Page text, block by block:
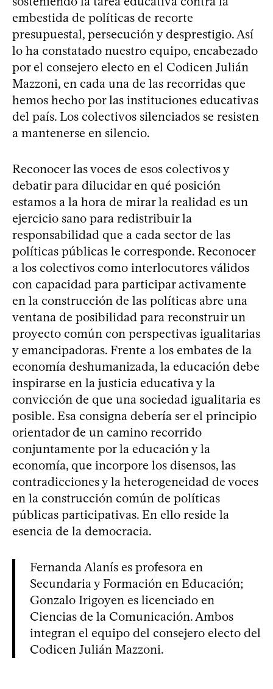
embestida de políticas de recorte
presupuestal, persecución y desprestigio. Así
lo ha constatado nuestro equipo, encabezado
por el consejero electo en el Codicen Julián
Mazzoni, en cada una de las recorridas que
hemos hecho por las instituciones educativas
del país. Los colectivos silenciados se resisten
a mantenerse en silencio.
Reconocer las voces de esos colectivos y
debatir para dilucidar en qué posición
estamos a la hora de mirar la realidad es un
ejercicio sano para redistribuir la
responsabilidad que a cada sector de las
políticas públicas le corresponde. Reconocer
a los colectivos como interlocutores válidos
con capacidad para participar activamente
en la construcción de las políticas abre una
ventana de posibilidad para reconstruir un
proyecto común con perspectivas igualitarias
y emancipadoras. Frente a los embates de la
economía deshumanizada, la educación debe
inspirarse en la justicia educativa y la
convicción de que una sociedad igualitaria es
posible. Esa consigna debería ser el principio
orientador de un camino recorrido
conjuntamente por la educación y la
economía, que incorpore los disensos, las
contradicciones y la heterogeneidad de voces
en la construcción común de políticas
públicas participativas. En ello reside la
esencia de la democracia.
Fernanda Alanís es profesora en
Secundaria y Formación en Educación;
Gonzalo Irigoyen es licenciado en
Ciencias de la Comunicación. Ambos
integran el equipo del consejero electo del
Codicen Julián Mazzoni.